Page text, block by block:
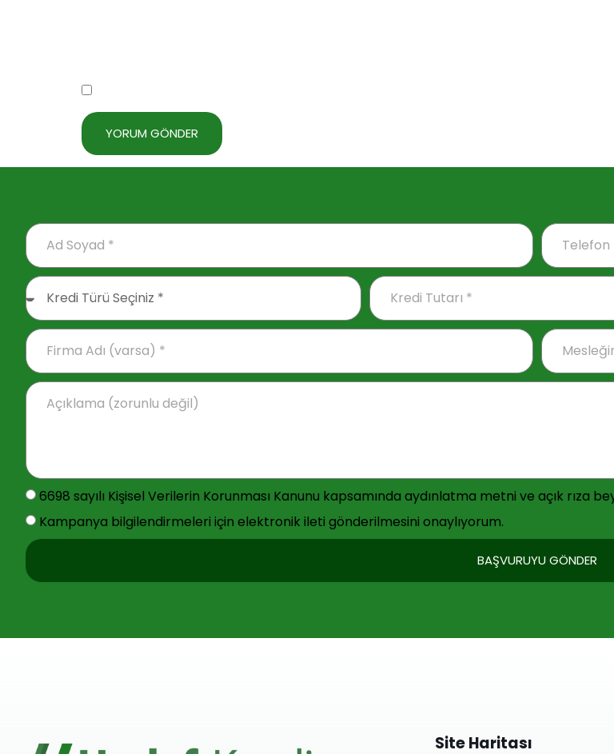
6698 sayılı Kişisel Verilerin Korunması Kanunu kapsamında aydınlatma metni ve açık rıza
Kampanya bilgilendirmeleri için elektronik ileti gönderilmesini onaylıyorum.
BAŞVURUYU GÖNDER
Site Haritası